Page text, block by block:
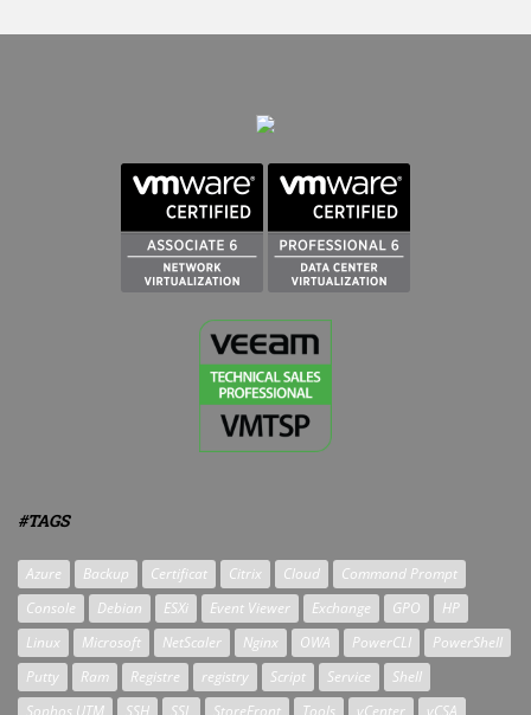
#TAGS
Azure Backup Certificat Citrix Cloud
Command Prompt
Console
Debian ESXi Event Viewer Exchange GPO
HP
Linux
Microsoft NetScaler Nginx OWA PowerCLI
PowerShell
Putty
Ram Registre registry Script Service
Shell
Sophos UTM
SSH SSL StoreFront Tools vCenter vCSA